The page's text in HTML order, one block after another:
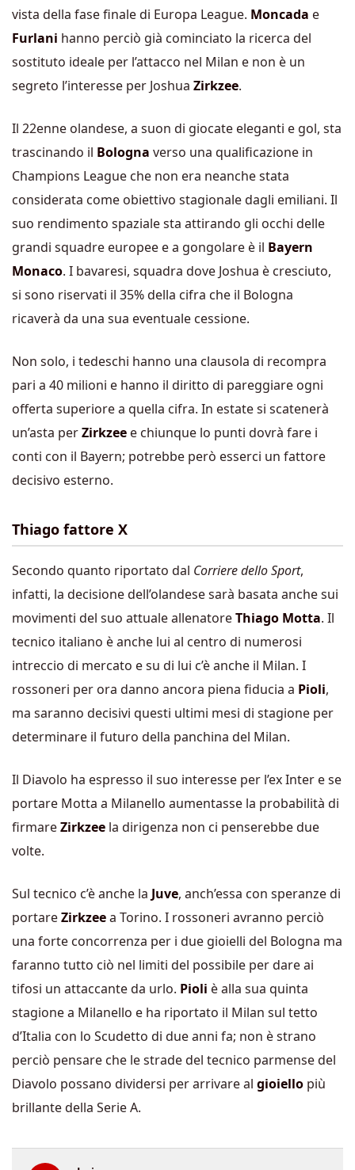
vista della fase finale di Europa League. Moncada e
Furlani hanno perciò già cominciato la ricerca del
sostituto ideale per l’attacco nel Milan e non è un
segreto l’interesse per Joshua Zirkzee.
Il 22enne olandese, a suon di giocate eleganti e gol, sta
trascinando il Bologna verso una qualificazione in
Champions League che non era neanche stata
considerata come obiettivo stagionale dagli emiliani. Il
suo rendimento spaziale sta attirando gli occhi delle
grandi squadre europee e a gongolare è il Bayern
Monaco. I bavaresi, squadra dove Joshua è cresciuto,
si sono riservati il 35% della cifra che il Bologna
ricaverà da una sua eventuale cessione.
Non solo, i tedeschi hanno una clausola di recompra
pari a 40 milioni e hanno il diritto di pareggiare ogni
offerta superiore a quella cifra. In estate si scatenerà
un’asta perZirkzee e chiunque lo punti dovrà fare i
conti con il Bayern; potrebbe però esserci un fattore
decisivo esterno.
Thiago fattore X
Secondo quanto riportato dal Corriere dello Sport,
infatti, la decisione dell’olandese sarà basata anche sui
movimenti del suo attuale allenatoreThiago Motta. Il
tecnico italiano è anche lui al centro di numerosi
intreccio di mercato e su di lui c’è anche il Milan. I
rossoneri per ora danno ancora piena fiducia a Pioli,
ma saranno decisivi questi ultimi mesi di stagione per
determinare il futuro della panchina del Milan.
Il Diavolo ha espresso il suo interesse per l’ex Inter e se
portare Motta a Milanello aumentasse la probabilità di
firmareZirkzee la dirigenza non ci penserebbe due
volte.
Sul tecnico c’è anche la Juve, anch’essa con speranze di
portareZirkzeea Torino. I rossoneri avranno perciò
una forte concorrenza per i due gioielli del Bologna ma
faranno tutto ciò nel limiti del possibile per dare ai
tifosi un attaccante da urlo. Pioli è alla sua quinta
stagione a Milanello e ha riportato il Milan sul tetto
d’Italia con lo Scudetto di due anni fa; non è strano
perciò pensare che le strade del tecnico parmense del
Diavolo possano dividersi per arrivare al gioiello più
brillante della Serie A.